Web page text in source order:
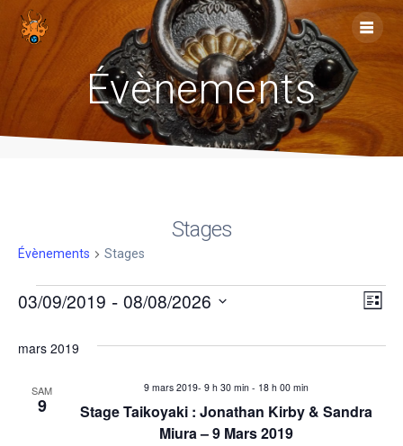
Skip
to
content
Évènements
Stages
Évènements Stages
Évènements
N
a
i
N
Liste
03/09/2019 - 08/08/2026
une
mars 2019
SAM
9
Stage Taikoyaki : Jonathan Kirby & Sandra
Miura – 9 Mars 2019
9 mars 2019- 9 h 30 min- 18 h 00 min